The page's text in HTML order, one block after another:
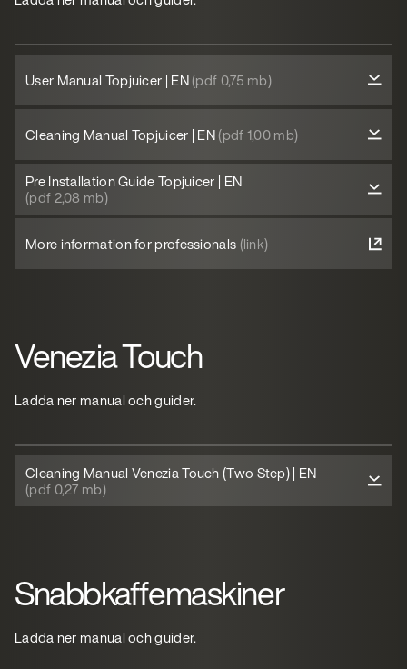
User Manual Topjuicer | EN(pdf 0,75 mb)
Cleaning Manual Topjuicer | EN(pdf 1,00 mb)
Pre Installation Guide Topjuicer | EN
(pdf 2,08 mb)
More information for professionals (link)
Venezia Touch
Ladda ner manual och guider.
Cleaning Manual Venezia Touch (Two Step) | EN
(pdf 0,27 mb)
Snabbkaffemaskiner
Ladda ner manual och guider.